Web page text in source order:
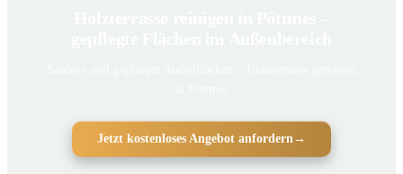
Jetzt kostenloses Angebot anfordern→